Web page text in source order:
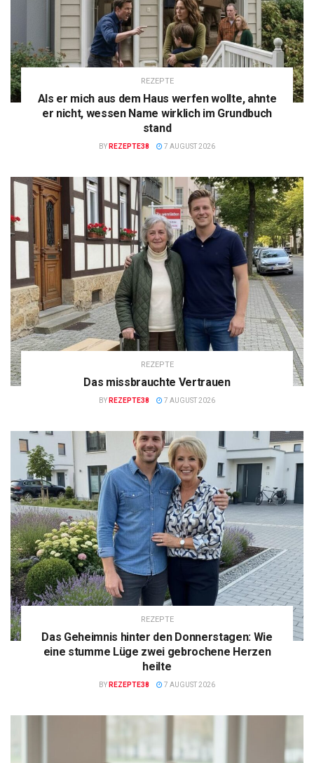
REZEPTE
Als er mich aus dem Haus werfen wollte, ahnte
er nicht, wessen Name wirklich im Grundbuch
stand
BY REZEPTE38 7 AUGUST 2026
REZEPTE
Das missbrauchte Vertrauen
BY REZEPTE38 7 AUGUST 2026
REZEPTE
Das Geheimnis hinter den Donnerstagen: Wie
eine stumme Lüge zwei gebrochene Herzen
heilte
BY REZEPTE38 7 AUGUST 2026